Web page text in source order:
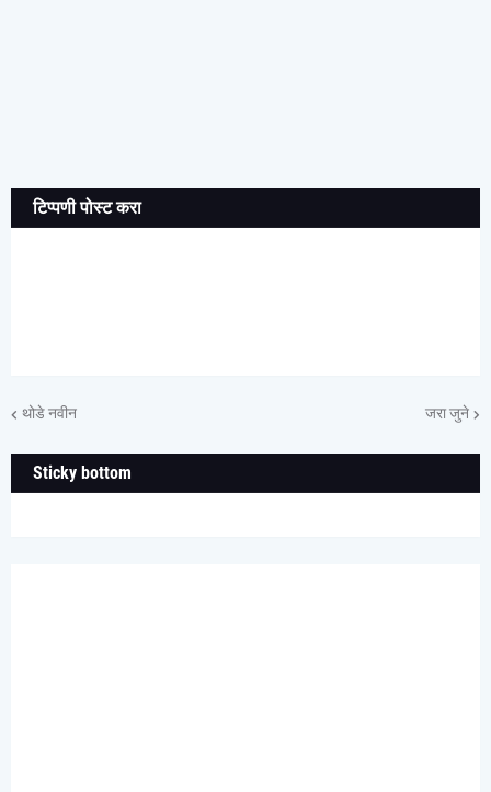
टिप्पणी पोस्ट करा
थोडे नवीन जरा जुने
Sticky bottom